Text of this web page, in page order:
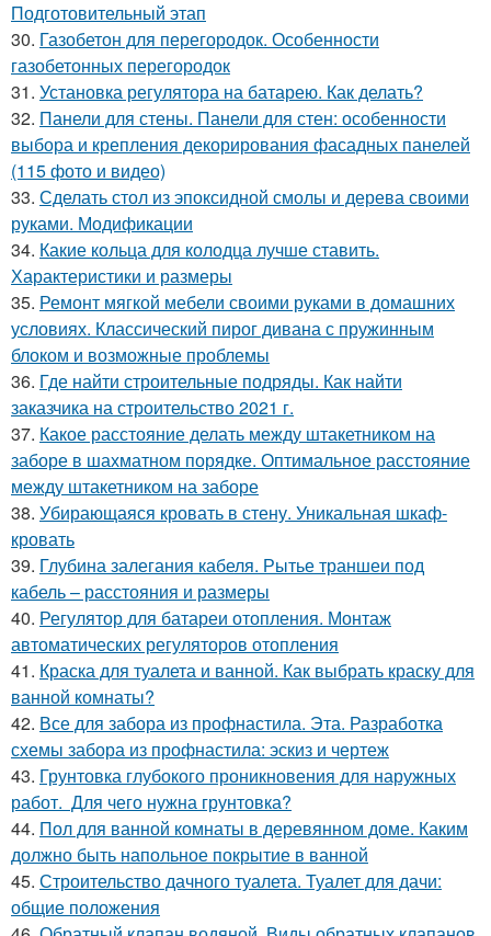
Подготовительный этап
30. Газобетон для перегородок. Особенности
газобетонных перегородок
31. Установка регулятора на батарею. Как делать?
32. Панели для стены. Панели для стен: особенности
выбора и крепления декорирования фасадных панелей
(115 фото и видео)
33. Сделать стол из эпоксидной смолы и дерева своими
руками. Модификации
34. Какие кольца для колодца лучше ставить.
Характеристики и размеры
35. Ремонт мягкой мебели своими руками в домашних
условиях. Классический пирог дивана с пружинным
блоком и возможные проблемы
36. Где найти строительные подряды. Как найти
заказчика на строительство 2021 г.
37. Какое расстояние делать между штакетником на
заборе в шахматном порядке. Оптимальное расстояние
между штакетником на заборе
38. Убирающаяся кровать в стену. Уникальная шкаф-
кровать
39. Глубина залегания кабеля. Рытье траншеи под
кабель – расстояния и размеры
40. Регулятор для батареи отопления. Монтаж
автоматических регуляторов отопления
41. Краска для туалета и ванной. Как выбрать краску для
ванной комнаты?
42. Все для забора из профнастила. Эта. Разработка
схемы забора из профнастила: эскиз и чертеж
43. Грунтовка глубокого проникновения для наружных
работ. Для чего нужна грунтовка?
44. Пол для ванной комнаты в деревянном доме. Каким
должно быть напольное покрытие в ванной
45. Строительство дачного туалета. Туалет для дачи:
общие положения